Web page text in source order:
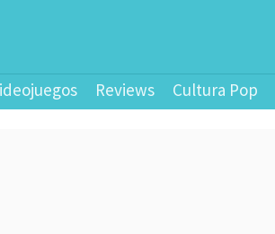
Reviews Cultura Pop